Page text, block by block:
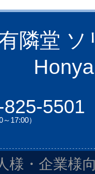
隣堂
5501
～17:00）
様・企業様